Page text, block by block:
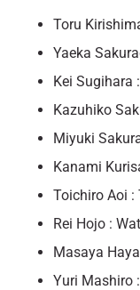
Toru
Yaeka
Kei Sugihara
Kazuhiko
Miyuki
Kanami
Toichiro Aoi :
Rei Hojo :
Masaya
Yuri Mashiro